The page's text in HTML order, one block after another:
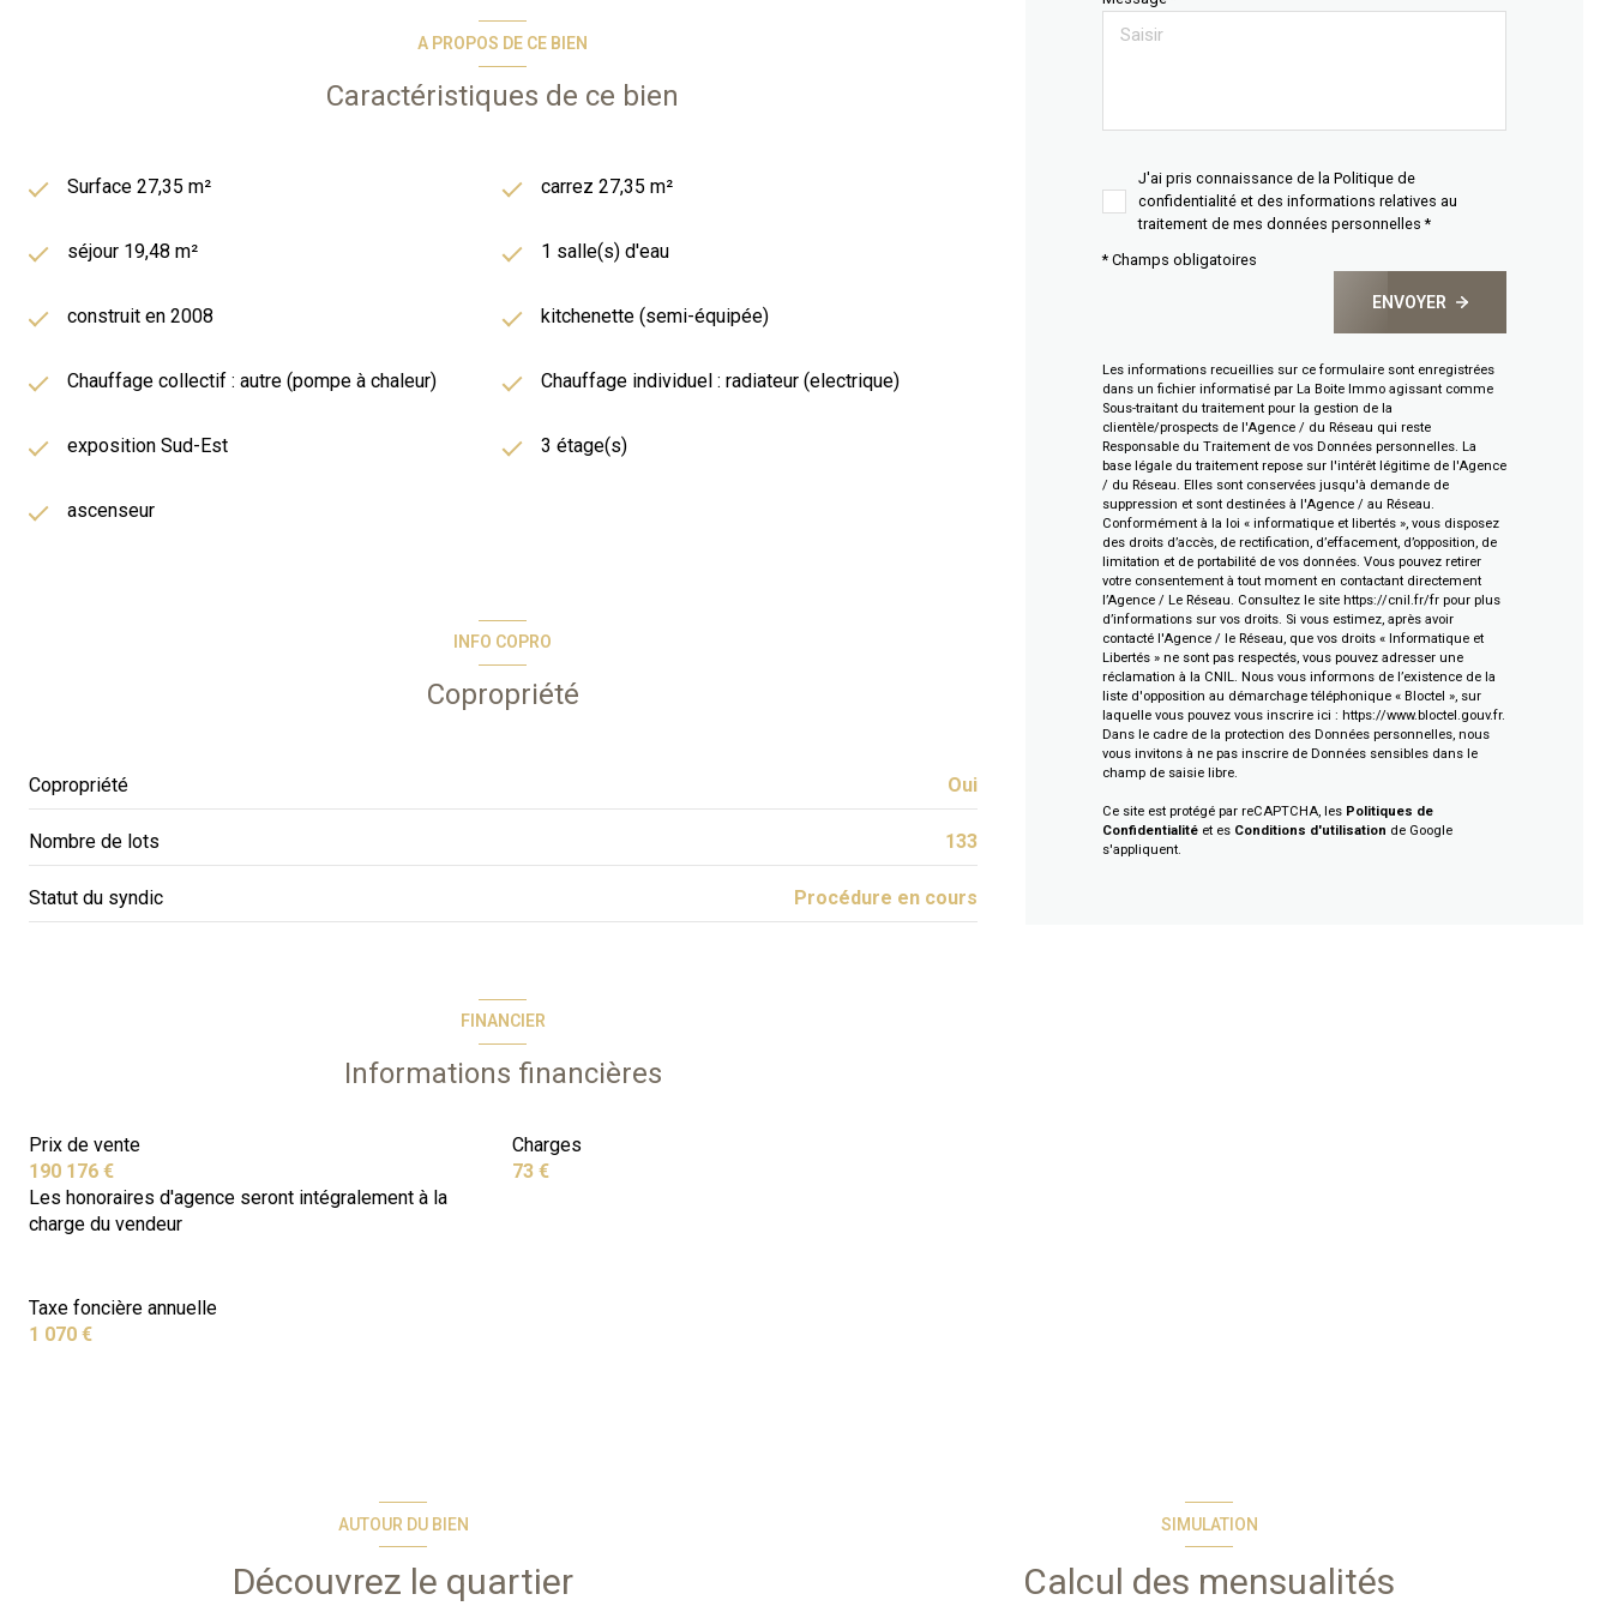
A PROPOS DE CE BIEN
Caractéristiques de ce bien
Surface 27,35 m² carrez 27,35 m²
séjour 19,48 m² 1 salle(s) d'eau
construit en 2008 kitchenette (semi-équipée)
Chauffage collectif : autre (pompe à chaleur) Chauffage individuel : radiateur (electrique)
exposition Sud-Est 3 étage(s)
ascenseur
INFO COPRO
Copropriété
Copropriété Oui
Nombre de lots 133
Statut du syndic Procédure en cours
FINANCIER
Informations financières
Prix de vente
190 176 €
Les honoraires d'agence seront intégralement à la
charge du vendeur
Charges
73 €
Taxe foncière annuelle
1 070 €
J'ai pris connaissance de la Politique de
confidentialité et des informations relatives au
traitement de mes données personnelles *
* Champs obligatoires
ENVOYER
Les informations recueillies sur ce formulaire sont enregistrées
dans un fichier informatisé par La Boite Immo agissant comme
Sous-traitant du traitement pour la gestion de la
clientèle/prospects de l'Agence / du Réseau qui reste
Responsable du Traitement de vos Données personnelles. La
base légale du traitement repose sur l'intérêt légitime de l'Agence
/ du Réseau. Elles sont conservées jusqu'à demande de
suppression et sont destinées à l'Agence / au Réseau.
Conformément à la loi « informatique et libertés », vous disposez
des droits d’accès, de rectification, d’effacement, d’opposition, de
limitation et de portabilité de vos données. Vous pouvez retirer
votre consentement à tout moment en contactant directement
l’Agence / Le Réseau. Consultez le site https://cnil.fr/frpour plus
d’informations sur vos droits. Si vous estimez, après avoir
contacté l'Agence / le Réseau, que vos droits « Informatique et
Libertés » ne sont pas respectés, vous pouvez adresser une
réclamation à la CNIL. Nous vous informons de l’existence de la
liste d'opposition au démarchage téléphonique « Bloctel », sur
laquelle vous pouvez vous inscrire ici : https://www.bloctel.gouv.fr.
Dans le cadre de la protection des Données personnelles, nous
vous invitons à ne pas inscrire de Données sensibles dans le
champ de saisie libre.
Ce site est protégé par reCAPTCHA, les Politiques de
Confidentialitéet es Conditions d'utilisation de Google
s'appliquent.
AUTOUR DU BIEN
Découvrez le quartier
SIMULATION
Calcul des mensualités